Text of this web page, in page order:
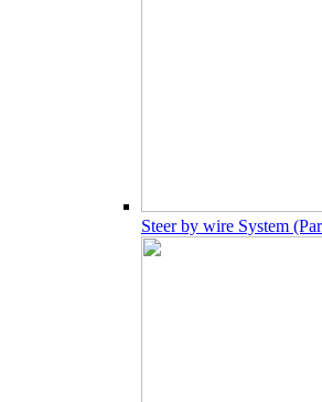
Steer by wire System